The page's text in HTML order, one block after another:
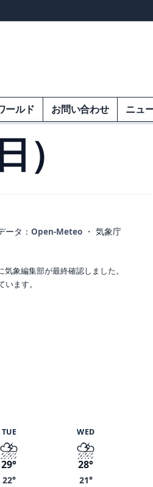
ールド お問い合わせ ニュ
）
ータ： Open-Meteo ・ 気象庁
象編集部が最終確認しました。
ます。
TUE
⛈️
29°
22°
WED
⛈️
28°
21°